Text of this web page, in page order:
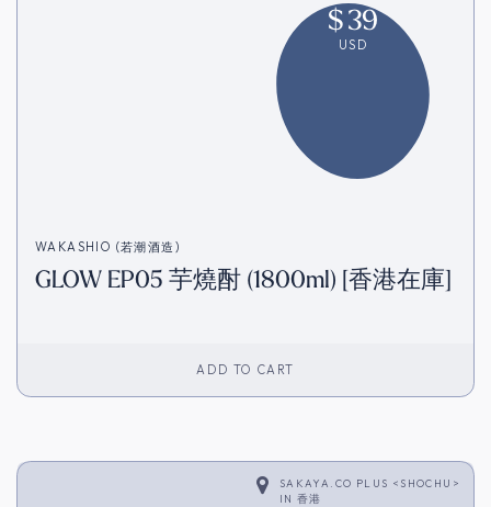
$39
USD
WAKASHIO (若潮酒造)
GLOW EP05 芋燒酎 (1800ml) [香港在庫]
ADD TO CART
SAKAYA.CO PLUS <SHOCHU>
IN 香港